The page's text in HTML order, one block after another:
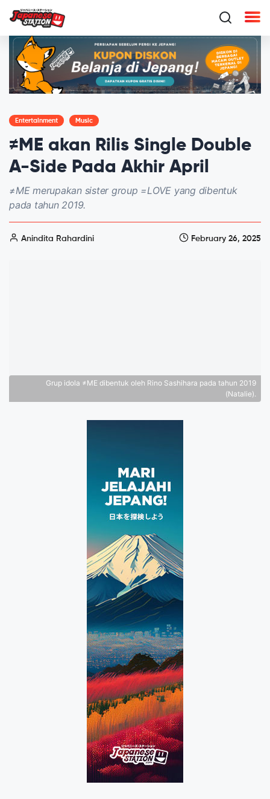
Entertainment Music
≠ME akan Rilis Single Double
A-Side Pada Akhir April
≠ME merupakan sister group =LOVE yang dibentuk
pada tahun 2019.
Anindita Rahardini February 26, 2025
Grup idola ≠ME dibentuk oleh Rino Sashihara pada tahun 2019
(Natalie).